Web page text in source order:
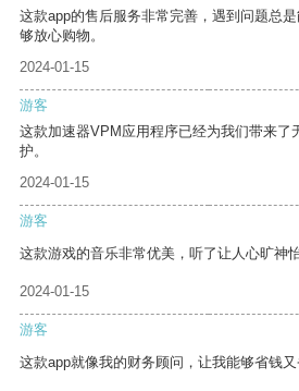
这款app的售后服务非常完善，遇到问题总
够放心购物。
2024-01-15
游客
这款加速器VPM应用程序已经为我们带来了
护。
2024-01-15
游客
这款游戏的音乐非常优美，听了让人心旷神怡
2024-01-15
游客
这款app就像我的财务顾问，让我能够省钱又